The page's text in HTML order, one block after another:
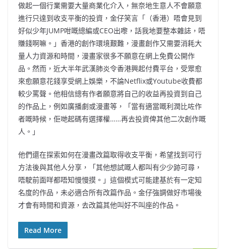
做起一個行業需要大量商業化介入，無奈地生意人不會願意
進行只達到收支平衡的投資，金仔笑言「（香港）唔會見到
好似少年JUMP咁嘅總編或CEO出嚟，話我地要整本雜誌，唔
賺錢啊嘛。」香港的創作環境艱難，漫畫創作又需要消耗大
量人力資源和時間，漫畫家很多不願意在網上免費公開作
品。然而，近大半年武漢肺炎令香港興起付費平台，受眾愈
來愈願意花錢享受網上娛樂，不論Netflix或Youtube收費都
較少罵聲。他相信總有作者願意將自己的收益再投資到自己
的作品上，例如廣播劇或漫畫等，「當有適當嘅利潤比咗作
者嘅時候，佢哋起碼有選擇權……再去投資俾其他二次創作嘅
人。」
他們還在探索如何在漫畫改篇取得收支平衡，希望找到可行
方法後與其他人分享，「其他想試嘅人都叫有少少跡可尋，
唔駛前面咩都唔知慢慢摸。」這個模式可能建基於有一定知
名度的作品，未必適合所有改篇作品。金仔強調做好市場後
才會有時間和資源，去改篇其他叫好不叫座的作品。
Read More